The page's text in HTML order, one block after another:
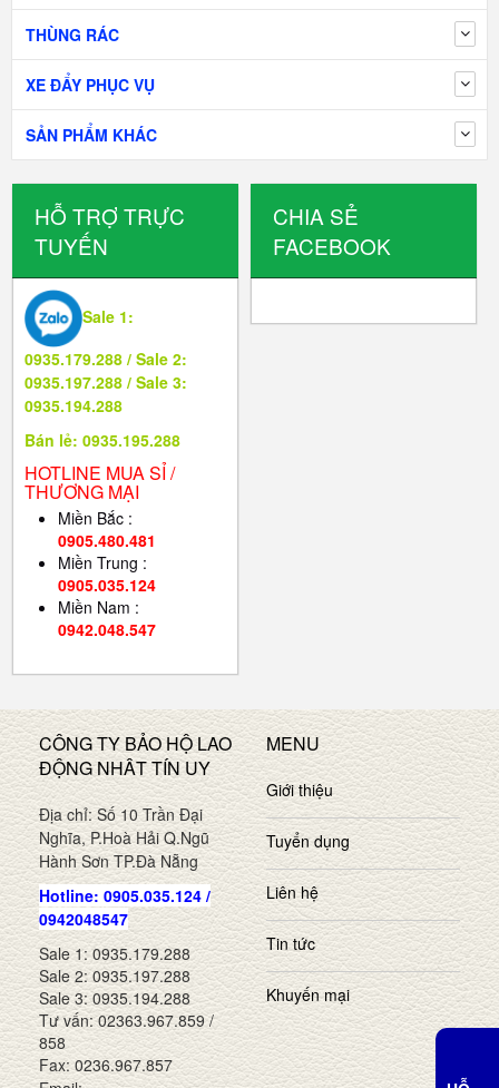
THÙNG RÁC
XE ĐẨY PHỤC VỤ
SẢN PHẨM KHÁC
HỖ TRỢ TRỰC
TUYẾN
Sale 1:
0935.179.288 / Sale 2:
0935.197.288 / Sale 3:
0935.194.288
Bán lẻ: 0935.195.288
HOTLINE MUA SỈ /
THƯƠNG MẠI
Miền Bắc :
0905.480.481
Miền Trung :
0905.035.124
Miền Nam :
0942.048.547
CHIA SẺ
FACEBOOK
CÔNG TY BẢO HỘ LAO
ĐỘNG NHÂT TÍN UY
Địa chỉ: Số 10 Trần Đại
Nghĩa, P.Hoà Hải Q.Ngũ
Hành Sơn TP.Đà Nẵng
Hotline: 0905.035.124 /
0942048547
Sale 1: 0935.179.288
Sale 2: 0935.197.288
Sale 3: 0935.194.288
Tư vấn: 02363.967.859 /
858
Fax: 0236.967.857
MENU
Giới thiệu
Tuyển dụng
Liên hệ
Tin tức
Khuyến mại